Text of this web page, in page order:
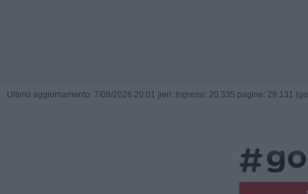
Ultimo aggiornamento: 7/08/2026 20:01 | ieri: Ingressi: 20.335 pagine: 29.131